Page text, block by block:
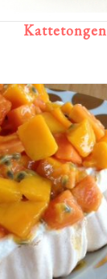
Kattetongen